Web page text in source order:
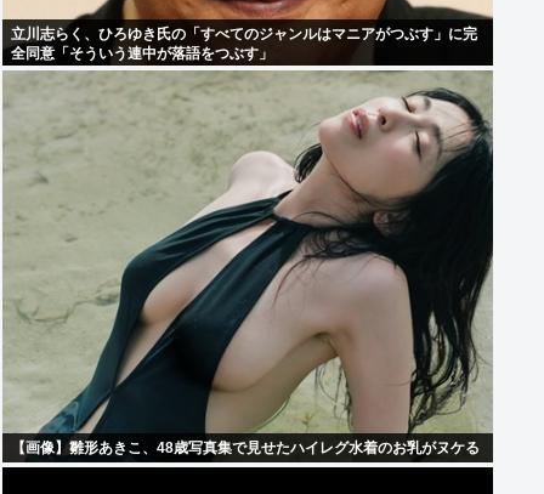
立川志らく、ひろゆき氏の「すべてのジャンルはマニアがつぶす」に完
全同意「そういう連中が落語をつぶす」
【画像】雛形あきこ、48歳写真集で見せたハイレグ水着のお乳がヌケる